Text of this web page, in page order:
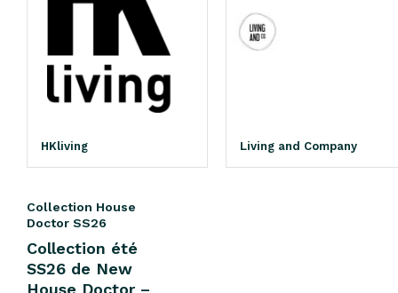
HKliving Living and Company
Collection House
Doctor SS26
Collection été
SS26 de New